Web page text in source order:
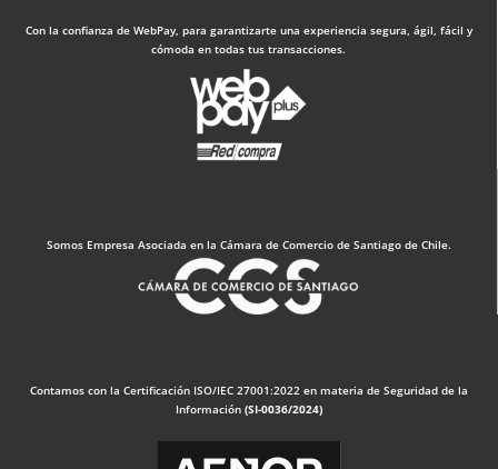
Con la confianza de WebPay, para garantizarte una experiencia segura, ágil, fácil y
cómoda en todas tus transacciones.
Somos Empresa Asociada en la Cámara de Comercio de Santiago de Chile.
Contamos con la Certificación ISO/IEC 27001:2022 en materia de Seguridad de la
Información (SI-0036/2024)